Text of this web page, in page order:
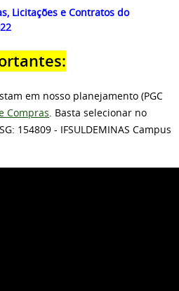
Licitações e Contratos do
em nosso planejamento (PGC
Compras . Basta selecionar no
154809 - IFSULDEMINAS Campus